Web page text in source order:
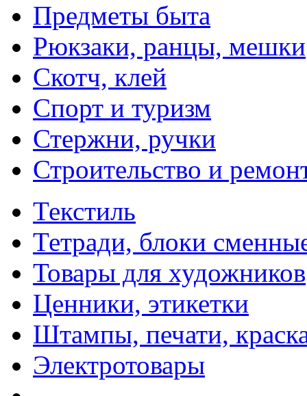
Предметы быта
Рюкзаки, ранцы, мешки
Скотч, клей
Спорт и туризм
Стержни, ручки
Строительство и
Текстиль
Тетради, блоки
Товары для художников
Ценники, этикетки
Штампы, печати,
Электротовары